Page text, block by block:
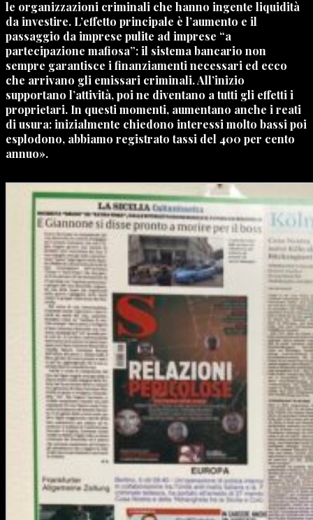
le organizzazioni criminali che hanno ingente liquidità
da investire. L’effetto principale è l’aumento e il
passaggio da imprese pulite ad imprese “a
partecipazione mafiosa”: il sistema bancario non
sempre garantisce i finanziamenti necessari ed ecco
che arrivano gli emissari criminali. All’inizio
supportano l’attività, poi ne diventano a tutti gli effetti i
proprietari. In questi momenti, aumentano anche i reati
di usura: inizialmente chiedono interessi molto bassi poi
esplodono, abbiamo registrato tassi del 400 per cento
annuo».